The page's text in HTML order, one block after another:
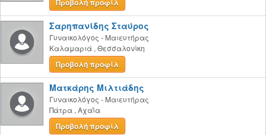
Προβολή προφίλ
Σαρηπανίδης Σταύρος
Γυναικολόγος - Μαιευτήρας
Καλαμαριά , Θεσσαλονίκη
Προβολή προφίλ
Ματκάρης Μιλτιάδης
Γυναικολόγος - Μαιευτήρας
Πάτρα , Αχαΐα
Προβολή προφίλ